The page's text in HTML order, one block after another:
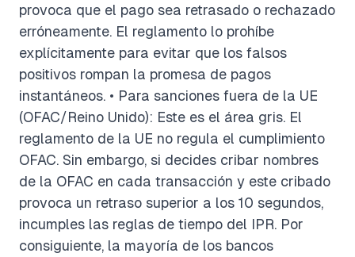
provoca que el pago sea retrasado o rechazado
erróneamente. El reglamento lo prohíbe
explícitamente para evitar que los falsos
positivos rompan la promesa de pagos
instantáneos. • Para sanciones fuera de la UE
(OFAC/Reino Unido): Este es el área gris. El
reglamento de la UE no regula el cumplimiento
OFAC. Sin embargo, si decides cribar nombres
de la OFAC en cada transacción y este cribado
provoca un retraso superior a los 10 segundos,
incumples las reglas de tiempo del IPR. Por
consiguiente, la mayoría de los bancos